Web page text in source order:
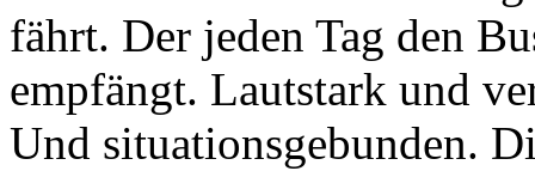
fährt. Der jeden Tag den
empfängt. Lautstark und
Und situationsgebunden.